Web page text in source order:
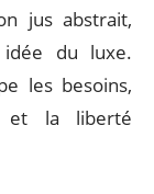
jus abstrait,
idée du luxe.
les besoins,
et la liberté